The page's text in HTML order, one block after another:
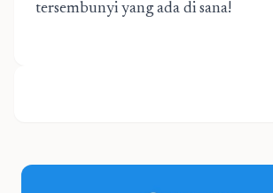
tersembunyi yang ada di sana!